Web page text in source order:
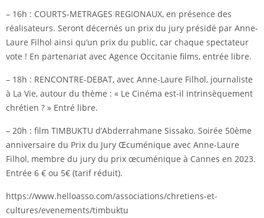
– 16h : COURTS-METRAGES REGIONAUX, en présence des
réalisateurs. Seront décernés un prix du jury présidé par Anne-
Laure Filhol ainsi qu’un prix du public, car chaque spectateur
vote ! En partenariat avec Agence Occitanie films, entrée libre.
– 18h : RENCONTRE-DEBAT, avec Anne-Laure Filhol, journaliste
à La Vie, autour du thème : « Le Cinéma est-il intrinsèquement
chrétien ? » Entré libre.
– 20h : film TIMBUKTU d’Abderrahmane Sissako. Soirée 50ème
anniversaire du Prix du Jury Œcuménique avec Anne-Laure
Filhol, membre du jury du prix œcuménique à Cannes en 2023.
Entrée 6 € ou 5€ (tarif réduit).
https://www.helloasso.com/associations/chretiens-et-
cultures/evenements/timbuktu